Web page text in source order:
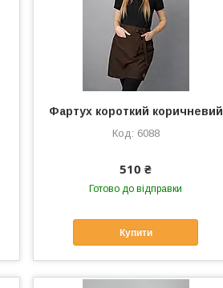
Фартух короткий коричневий
6088
510 ₴
Готово до відправки
Купити